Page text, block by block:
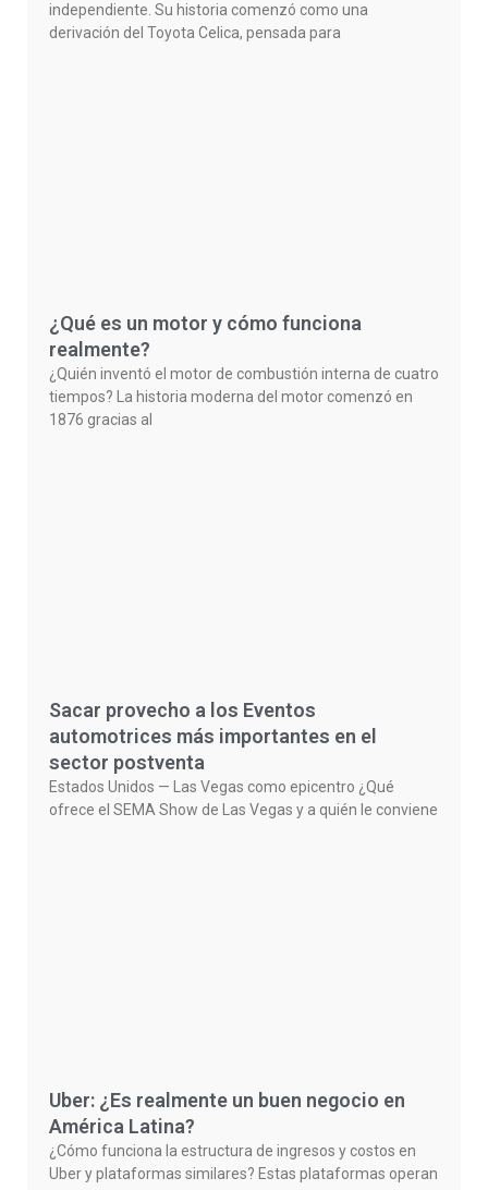
independiente. Su historia comenzó como una
derivación del Toyota Celica, pensada para
¿Qué es un motor y cómo funciona
realmente?
¿Quién inventó el motor de combustión interna de cuatro
tiempos? La historia moderna del motor comenzó en
1876 gracias al
Sacar provecho a los Eventos
automotrices más importantes en el
sector postventa
Estados Unidos — Las Vegas como epicentro ¿Qué
ofrece el SEMA Show de Las Vegas y a quién le conviene
Uber: ¿Es realmente un buen negocio en
América Latina?
¿Cómo funciona la estructura de ingresos y costos en
Uber y plataformas similares? Estas plataformas operan